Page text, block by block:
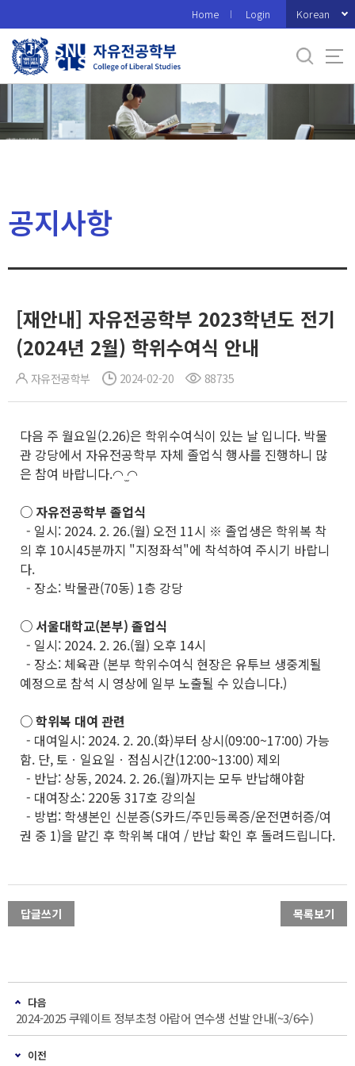
로
메
Home Login Korean
공지사항
[재안내] 자유전공학부 2023학년도 전기
(2024년 2월) 학위수여식 안내
자유전공학부 2024-02-20 88735
다음 주 월요일(2.26)은 학위수여식이 있는 날 입니다. 박물
관 강당에서 자유전공학부 자체 졸업식 행사를 진행하니 많
은 참여 바랍니다.◠ ̫◠
○ 자유전공학부 졸업식
- 일시: 2024. 2. 26.(월) 오전 11시 ※ 졸업생은 학위복 착
의 후 10시45분까지 "지정좌석"에 착석하여 주시기 바랍니
다.
- 장소: 박물관(70동) 1층 강당
○ 서울대학교(본부) 졸업식
- 일시: 2024. 2. 26.(월) 오후 14시
- 장소: 체육관 (본부 학위수여식 현장은 유투브 생중계될
예정으로 참석 시 영상에 일부 노출될 수 있습니다.)
○ 학위복 대여 관련
- 대여일시: 2024. 2. 20.(화)부터 상시(09:00~17:00) 가능
함. 단, 토ㆍ일요일ㆍ점심시간(12:00~13:00) 제외
- 반납: 상동, 2024. 2. 26.(월)까지는 모두 반납해야함
- 대여장소: 220동 317호 강의실
- 방법: 학생본인 신분증(S카드/주민등록증/운전면허증/여
권 중 1)을 맡긴 후 학위복 대여 / 반납 확인 후 돌려드립니다.
답글쓰기 목록보기
다음
2024-2025 쿠웨이트 정부초청 아랍어 연수생 선발 안내(~3/6수)
이전